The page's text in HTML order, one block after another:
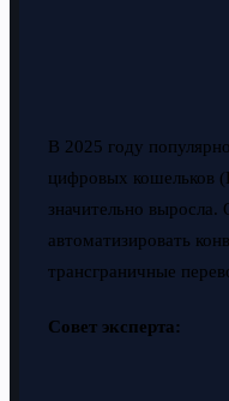
В 2025 году
цифровых кошельков
значительно выросла.
автоматизировать
трансграничные
Совет эксперта: